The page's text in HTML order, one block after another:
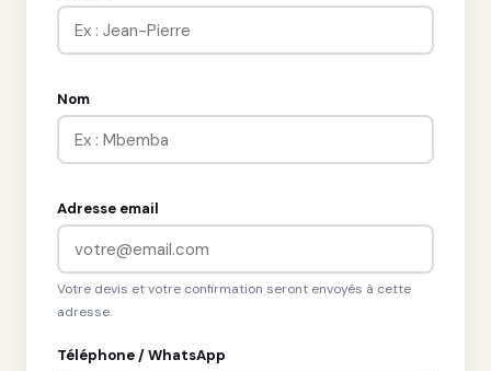
Nom
Adresse email
Votre devis et votre confirmation seront envoyés à cette
adresse.
Téléphone / WhatsApp